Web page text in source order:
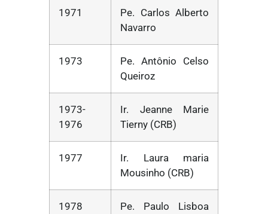
1971
Pe. Carlos Alberto
Navarro
1973
Pe. Antônio Celso
Queiroz
1973-
1976
Ir. Jeanne Marie
Tierny (CRB)
1977
Ir. Laura maria
Mousinho (CRB)
1978
Pe. Paulo Lisboa